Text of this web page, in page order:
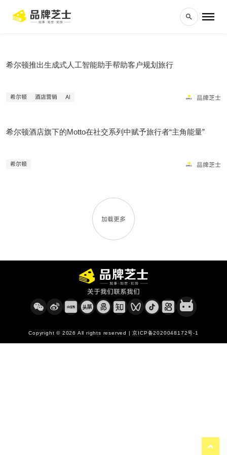
希尔顿推出生成式人工智能助手帮助客户规划旅行
希尔顿 酒店营销 AI 品牌芝士
希尔顿酒店旗下的Motto在社交系列中赋予旅行者“主角能量”
希尔顿 品牌芝士
加载更多
关于我们联系我们
Copyright © 2026 All rights reserved | 京ICP备2020048172号-1